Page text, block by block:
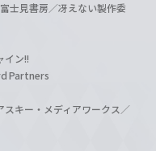
士見書房／冴えない製作委
イン!!
Partners
キー・メディアワークス／